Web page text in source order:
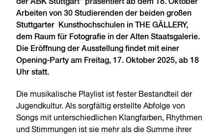
der ABK Stuttgart” präsentiert ab dem 18. Oktober
Arbeiten von 30 Studierenden der beiden großen
Stuttgarter Kunsthochschulen in THE GÄLLERY,
dem Raum für Fotografie in der Alten Staatsgalerie.
Die Eröffnung der Ausstellung findet mit einer
Opening-Party am Freitag, 17. Oktober 2025, ab 18
Uhr statt.
Die musikalische Playlist ist fester Bestandteil der
Jugendkultur. Als sorgfältig erstellte Abfolge von
Songs mit unterschiedlichen Klangfarben, Rhythmen
und Stimmungen ist sie mehr als die Summe ihrer